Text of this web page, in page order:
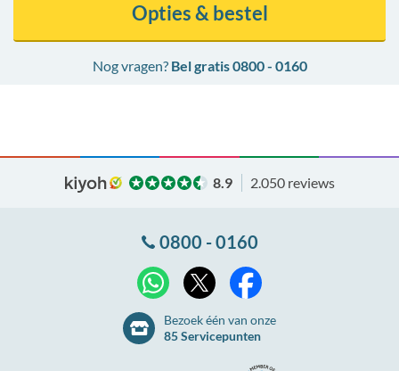
Nog vragen? Bel gratis 0800 - 0160
Opties & bestel
8.9 2.050 reviews
0800 - 0160
WhatsApp
Bezoek één van onze
85 Servicepunten